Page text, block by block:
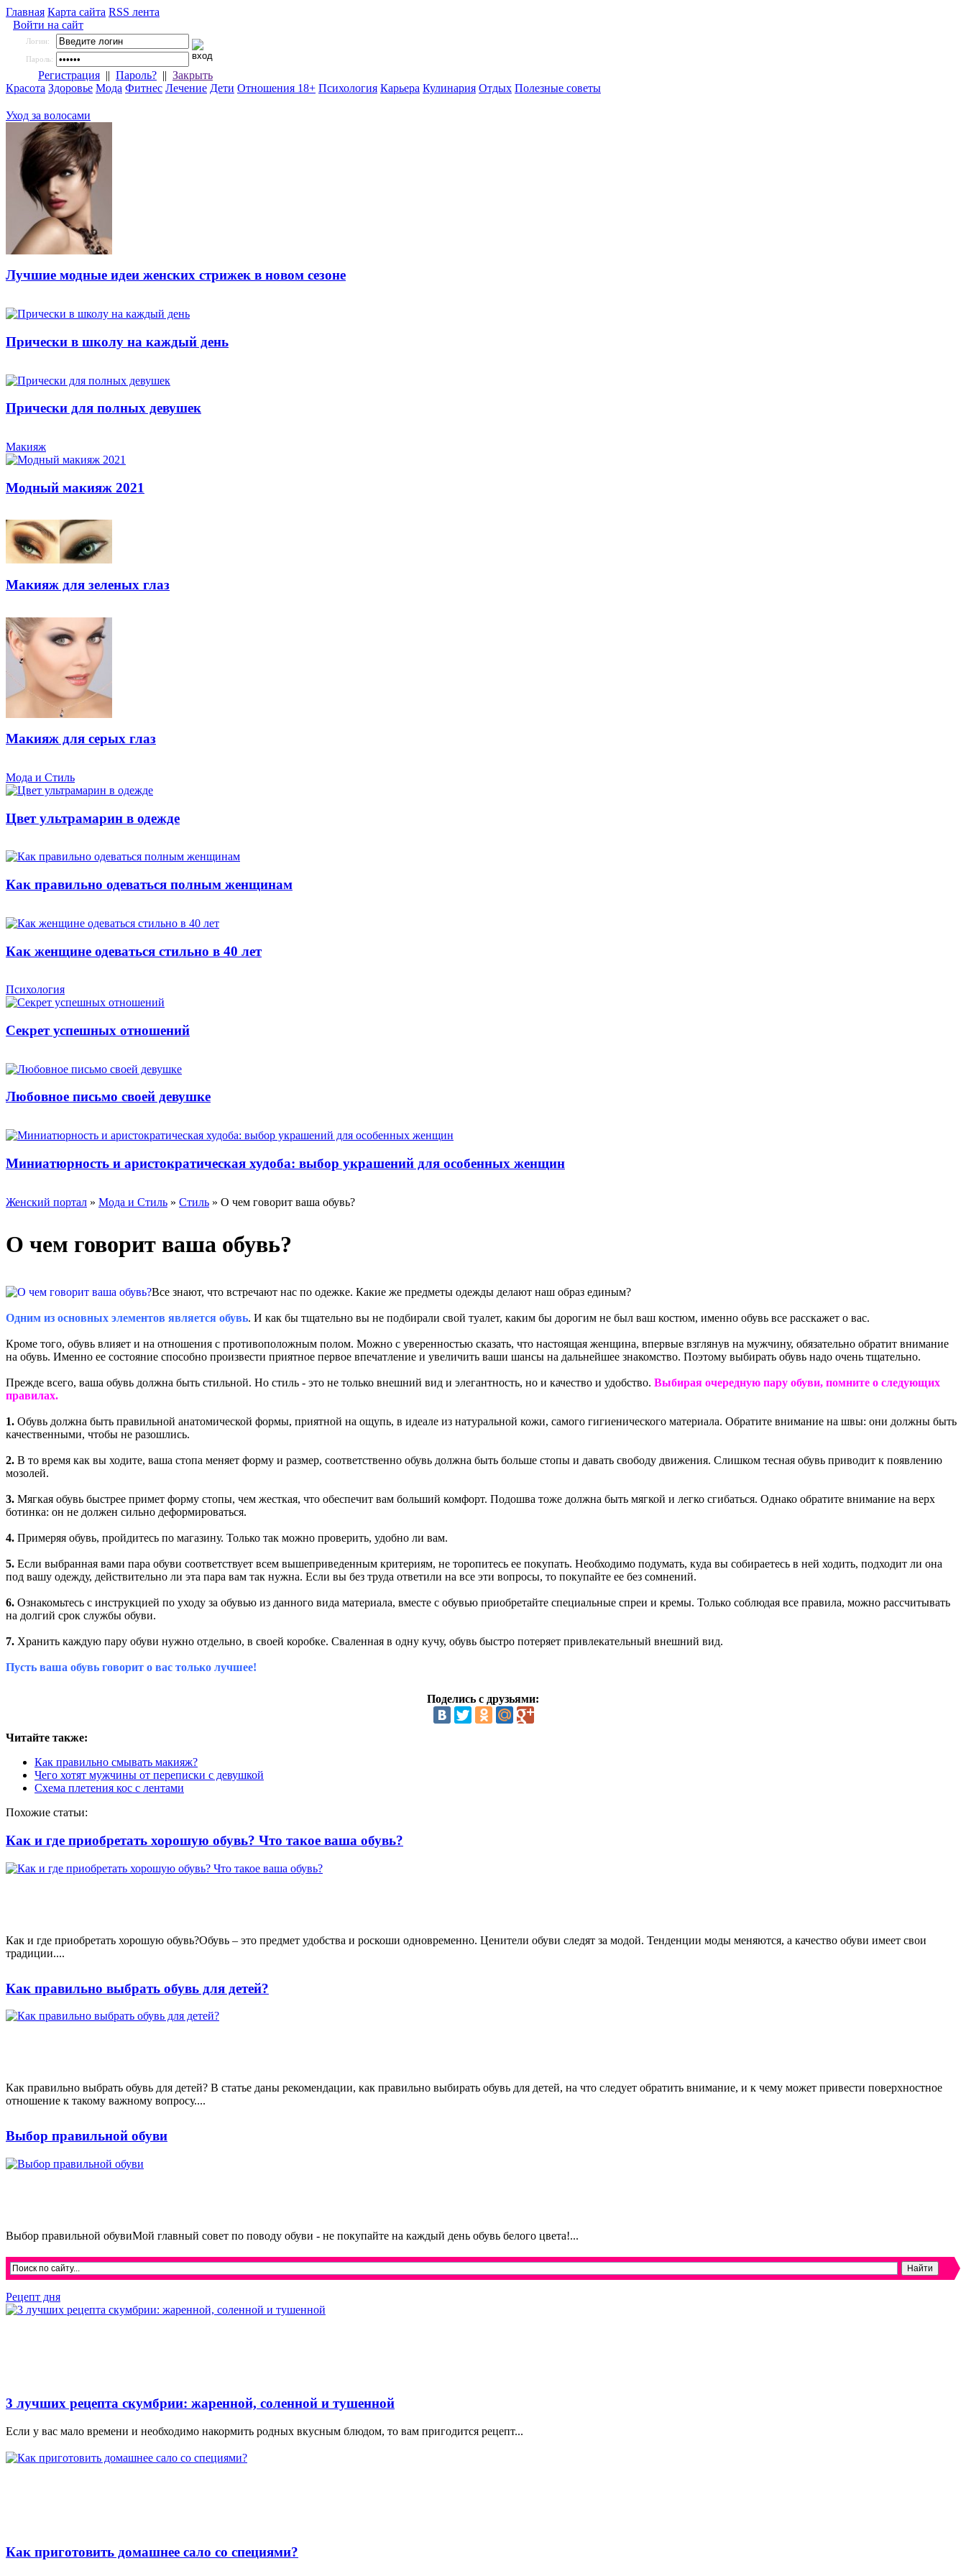
Главная Карта сайта RSS лента
Войти на сайт
Логин:
Пароль:
Регистрация || Пароль? || Закрыть
Красота Здоровье Мода Фитнес Лечение Дети Отношения 18+ Психология Карьера Кулинария Отдых Полезные советы
Уход за волосами
Лучшие модные идеи женских стрижек в новом сезоне
Прически в школу на каждый день
Прически для полных девушек
Макияж
Модный макияж 2021
Макияж для зеленых глаз
Макияж для серых глаз
Мода и Стиль
Цвет ультрамарин в одежде
Как правильно одеваться полным женщинам
Как женщине одеваться стильно в 40 лет
Психология
Секрет успешных отношений
Любовное письмо своей девушке
Миниатюрность и аристократическая худоба: выбор украшений для особенных женщин
Женский портал » Мода и Стиль » Стиль » О чем говорит ваша обувь?
О чем говорит ваша обувь?
Все знают, что встречают нас по одежке. Какие же предметы одежды делают наш образ единым?
Одним из основных элементов является обувь. И как бы тщательно вы не подбирали свой туалет, каким бы дорогим не был ваш костюм, именно обувь все расскажет о вас.
Кроме того, обувь влияет и на отношения с противоположным полом. Можно с уверенностью сказать, что настоящая женщина, впервые взглянув на мужчину, обязательно обратит внимание
на обувь. Именно ее состояние способно произвести приятное первое впечатление и увеличить ваши шансы на дальнейшее знакомство. Поэтому выбирать обувь надо очень тщательно.
Прежде всего, ваша обувь должна быть стильной. Но стиль - это не только внешний вид и элегантность, но и качество и удобство. Выбирая очередную пару обуви, помните о следующих
правилах.
1. Обувь должна быть правильной анатомической формы, приятной на ощупь, в идеале из натуральной кожи, самого гигиенического материала. Обратите внимание на швы: они должны быть
качественными, чтобы не разошлись.
2. В то время как вы ходите, ваша стопа меняет форму и размер, соответственно обувь должна быть больше стопы и давать свободу движения. Слишком тесная обувь приводит к появлению
мозолей.
3. Мягкая обувь быстрее примет форму стопы, чем жесткая, что обеспечит вам больший комфорт. Подошва тоже должна быть мягкой и легко сгибаться. Однако обратите внимание на верх
ботинка: он не должен сильно деформироваться.
4. Примеряя обувь, пройдитесь по магазину. Только так можно проверить, удобно ли вам.
5. Если выбранная вами пара обуви соответствует всем вышеприведенным критериям, не торопитесь ее покупать. Необходимо подумать, куда вы собираетесь в ней ходить, подходит ли она
под вашу одежду, действительно ли эта пара вам так нужна. Если вы без труда ответили на все эти вопросы, то покупайте ее без сомнений.
6. Ознакомьтесь с инструкцией по уходу за обувью из данного вида материала, вместе с обувью приобретайте специальные спреи и кремы. Только соблюдая все правила, можно рассчитывать
на долгий срок службы обуви.
7. Хранить каждую пару обуви нужно отдельно, в своей коробке. Сваленная в одну кучу, обувь быстро потеряет привлекательный внешний вид.
Пусть ваша обувь говорит о вас только лучшее!
Поделись с друзьями:
Читайте также:
Как правильно смывать макияж?
Чего хотят мужчины от переписки с девушкой
Схема плетения кос с лентами
Похожие статьи:
Как и где приобретать хорошую обувь? Что такое ваша обувь?
Как и где приобретать хорошую обувь?Обувь – это предмет удобства и роскоши одновременно. Ценители обуви следят за модой. Тенденции моды меняются, а качество обуви имеет свои
традиции....
Как правильно выбрать обувь для детей?
Как правильно выбрать обувь для детей? В статье даны рекомендации, как правильно выбирать обувь для детей, на что следует обратить внимание, и к чему может привести поверхностное
отношение к такому важному вопросу....
Выбор правильной обуви
Выбор правильной обувиМой главный совет по поводу обуви - не покупайте на каждый день обувь белого цвета!...
Рецепт дня
3 лучших рецепта скумбрии: жаренной, соленной и тушенной
Если у вас мало времени и необходимо накормить родных вкусным блюдом, то вам пригодится рецепт...
Как приготовить домашнее сало со специями?